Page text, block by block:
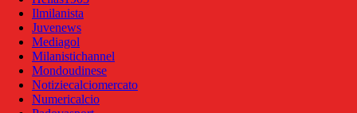
Ilmilanista
Juvenews
Mediagol
Milanistichannel
Mondoudinese
Notiziecalciomercato
Numericalcio